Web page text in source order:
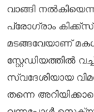
വാങ്ങി
പ്രോ​ഗ്രാം
മടങ്ങവേയാണ്
സ്റ്റേഡിയത്തിൽ
സ്വദേശിയായ
തന്നെ